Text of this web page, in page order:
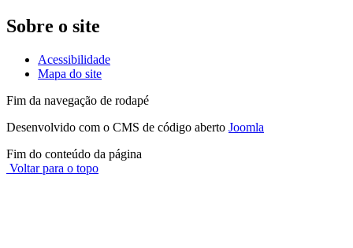
Sobre o site
Acessibilidade
Mapa do site
Fim da navegação de rodapé
Desenvolvido com o CMS de código aberto Joomla
Fim do conteúdo da página
Voltar para o topo